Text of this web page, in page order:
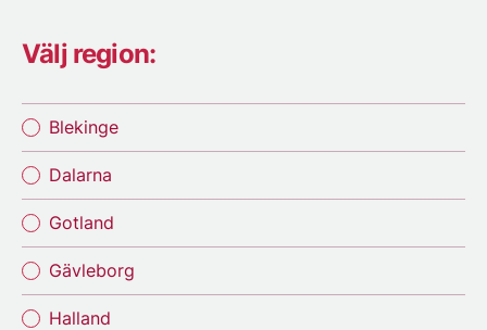
Välj region:
Blekinge
Dalarna
Gotland
Gävleborg
Halland